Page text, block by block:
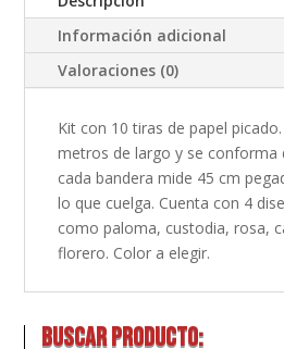
Información adicional
Valoraciones (0)
Kit con 10 tiras de papel
metros de largo y se conforma
cada bandera mide 45 cm
lo que cuelga. Cuenta con 4
como paloma, custodia, rosa,
florero. Color a elegir.
Buscar producto: